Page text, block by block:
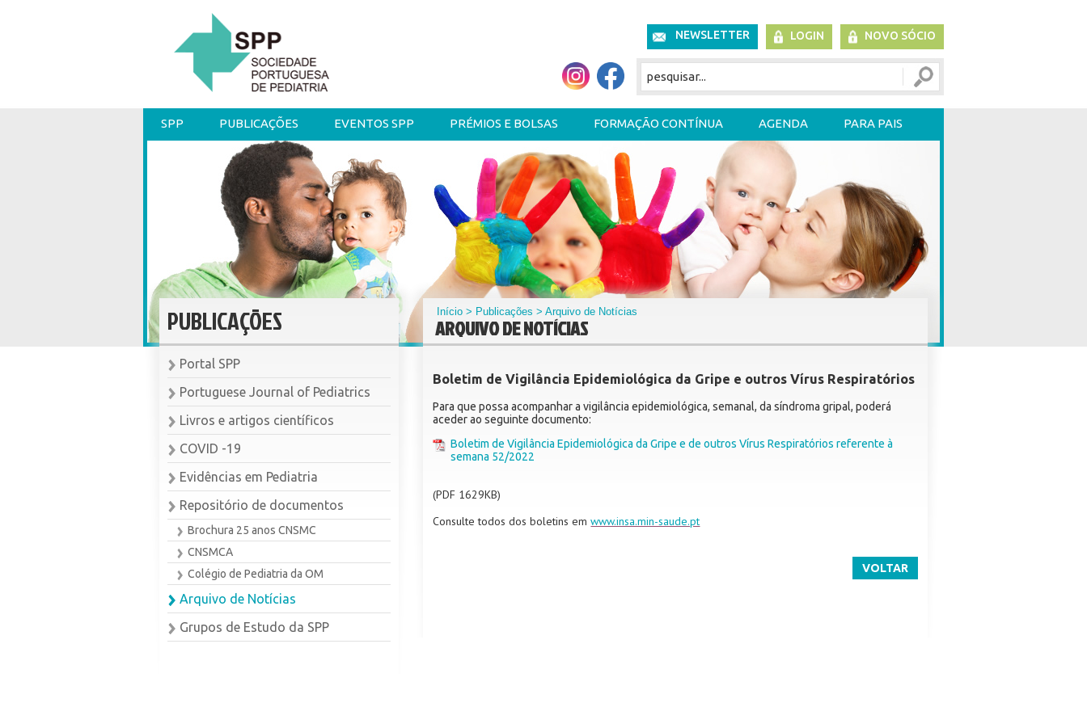
NEWSLETTER LOGIN NOVO SÓCIO
SPP PUBLICAÇÕES EVENTOS SPP PRÉMIOS E BOLSAS FORMAÇÃO CONTÍNUA AGENDA PARA PAIS
PUBLICAÇÕES
Portal SPP
Portuguese Journal of Pediatrics
Livros e artigos científicos
COVID -19
Evidências em Pediatria
Repositório de documentos
Brochura 25 anos CNSMC
CNSMCA
Colégio de Pediatria da OM
Arquivo de Notícias
Grupos de Estudo da SPP
Início > Publicações > Arquivo de Notícias
ARQUIVO DE NOTÍCIAS
Boletim de Vigilância Epidemiológica da Gripe e outros Vírus Respiratórios
Para que possa acompanhar a vigilância epidemiológica, semanal, da síndroma gripal, poderá
aceder ao seguinte documento:
Boletim de Vigilância Epidemiológica da Gripe e de outros Vírus Respiratórios referente à
semana 52/2022
(PDF 1629KB)
Consulte todos dos boletins emwww.insa.min-saude.pt
VOLTAR